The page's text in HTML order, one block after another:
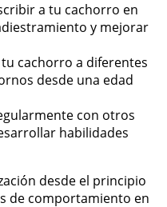
a tu cachorro en
y mejorar
cachorro a diferentes
desde una edad
con otros
habilidades
desde el principio
de comportamiento en